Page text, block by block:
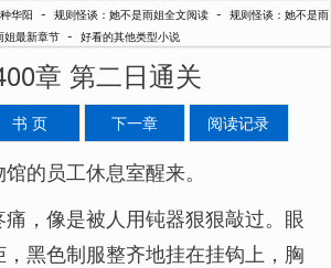
华阳 - 规则怪谈：她不是雨姐全文阅读 - 规则怪谈：她不是雨
姐最新章节 - 好看的其他类型小说
章 第二日通关
书 页 下一章 阅读记录
的员工休息室醒来。
，像是被人用钝器狠狠敲过。眼
黑色制服整齐地挂在挂钩上，胸